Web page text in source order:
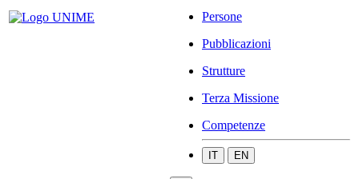
Persone
Pubblicazioni
Strutture
Terza Missione
Competenze
IT EN